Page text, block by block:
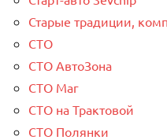
Старые традиции,
СТО
СТО АвтоЗона
СТО Маг
СТО на Трактовой
СТО Полянки